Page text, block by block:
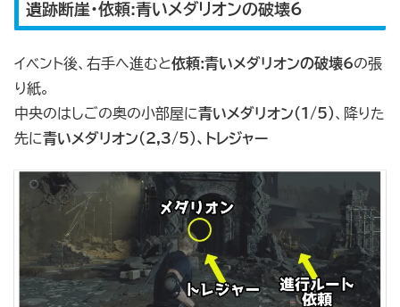
遺跡断崖・依頼:青いメダリオンの破壊6
イベント後、右手へ進むと依頼:青いメダリオンの破壊6の張
り紙。
中央のはしごの奥の小部屋に青いメダリオン（1/5）、降りた
先に青いメダリオン（2,3/5）、トレジャー